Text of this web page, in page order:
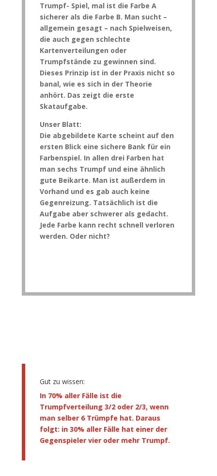
Trumpf- Spiel, mal ist die Farbe A
sicherer als die Farbe B. Man sucht –
allgemein gesagt – nach Spielweisen,
die auch gegen schlechte
Kartenverteilungen oder
Trumpfstände zu gewinnen sind.
Dieses Prinzip ist in der Praxis nicht so
banal, wie es sich in der Theorie
anhört. Das zeigt die erste
Skataufgabe.
Unser Blatt:
Die abgebildete Karte scheint auf den
ersten Blick eine sichere Bank für ein
Farbenspiel. In allen drei Farben hat
man sechs Trumpf und eine ähnlich
gute Beikarte. Man ist außerdem in
Vorhand und es gab auch keine
Gegenreizung. Tatsächlich ist die
Aufgabe aber schwerer als gedacht.
Jede Farbe kann recht schnell verloren
werden. Oder nicht?
Gut zu wissen:
In 70% aller Fälle ist die
Trumpfverteilung 3/2 oder 2/3, wenn
man selber 6 Trümpfe hat. Daraus
folgt: in 30% aller Fälle hat einer der
Gegenspieler vier oder mehr Trumpf.